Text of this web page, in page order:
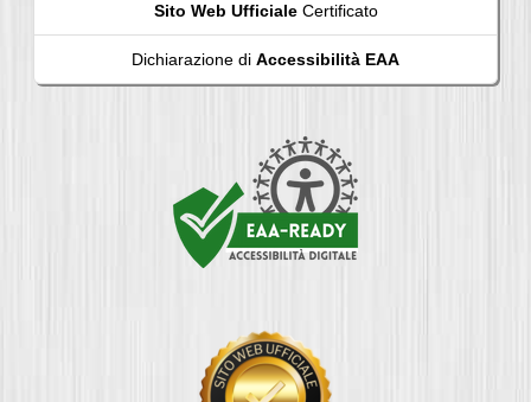
Sito Web UfficialeCertificato
Dichiarazione di Accessibilità EAA